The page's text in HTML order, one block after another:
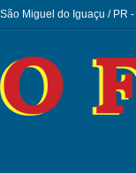
São Miguel do Iguaçu / PR -